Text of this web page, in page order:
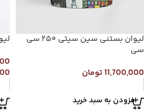
لیوان بستنی سین سیتی ۲۵۰ سی
سی
11,700,000تومان
افزودن به سبد خرید